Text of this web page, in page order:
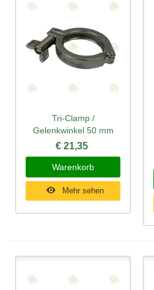
Tri-Clamp /
Gelenkwinkel 50 mm
€ 21,35
Warenkorb
Mehr sehen